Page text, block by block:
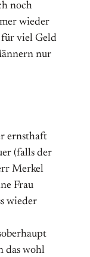
noch
wieder
für viel Geld
nur
ernsthaft
(falls der
Merkel
Frau
wieder
das wohl